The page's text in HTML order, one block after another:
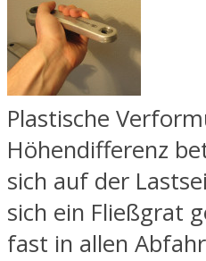
Plastische
Höhendifferenz
sich auf der
sich ein Fließgrat
fast in allen